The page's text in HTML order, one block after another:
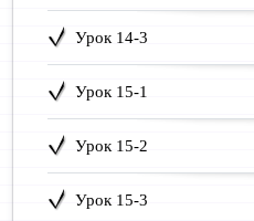
Урок 14-3
Урок 15-1
Урок 15-2
Урок 15-3